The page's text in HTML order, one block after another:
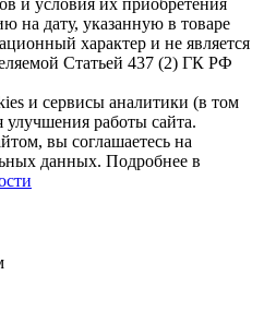
на дату, указанную в товаре
характер и не является
Статьей 437 (2) ГК РФ
и сервисы аналитики (в том
работы сайта.
вы соглашаетесь на
данных. Подробнее в